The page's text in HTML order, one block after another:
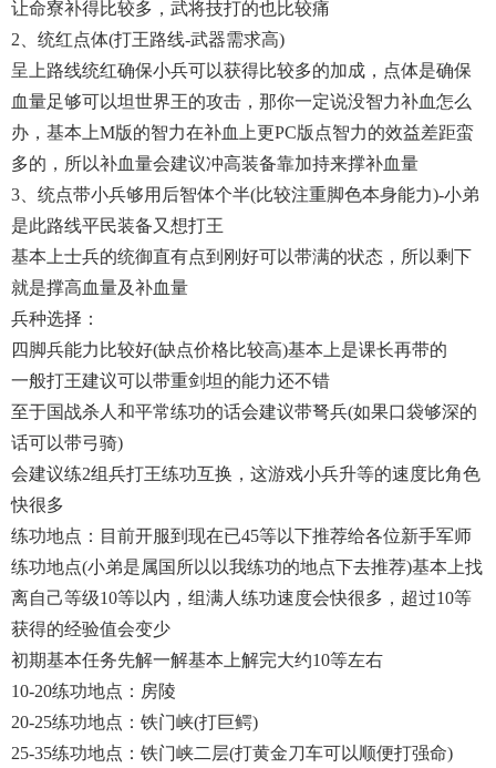
让命寮补得比较多，武将技打的也比较痛
2、统红点体(打王路线-武器需求高)
呈上路线统红确保小兵可以获得比较多的加成，点体是确保
血量足够可以坦世界王的攻击，那你一定说没智力补血怎么
办，基本上M版的智力在补血上更PC版点智力的效益差距蛮
多的，所以补血量会建议冲高装备靠加持来撑补血量
3、统点带小兵够用后智体个半(比较注重脚色本身能力)-小弟
是此路线平民装备又想打王
基本上士兵的统御直有点到刚好可以带满的状态，所以剩下
就是撑高血量及补血量
兵种选择：
四脚兵能力比较好(缺点价格比较高)基本上是课长再带的
一般打王建议可以带重剑坦的能力还不错
至于国战杀人和平常练功的话会建议带弩兵(如果口袋够深的
话可以带弓骑)
会建议练2组兵打王练功互换，这游戏小兵升等的速度比角色
快很多
练功地点：目前开服到现在已45等以下推荐给各位新手军师
练功地点(小弟是属国所以以我练功的地点下去推荐)基本上找
离自己等级10等以内，组满人练功速度会快很多，超过10等
获得的经验值会变少
初期基本任务先解一解基本上解完大约10等左右
10-20练功地点：房陵
20-25练功地点：铁门峡(打巨鳄)
25-35练功地点：铁门峡二层(打黄金刀车可以顺便打强命)